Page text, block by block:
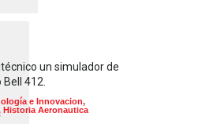
un simulador de
412.
e Innovacion,
Historia Aeronautica